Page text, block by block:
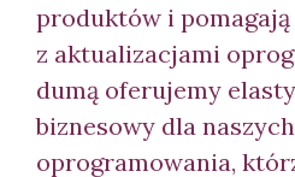
produktów i pomagają
z aktualizacjami
dumą oferujemy
biznesowy dla
oprogramowania,